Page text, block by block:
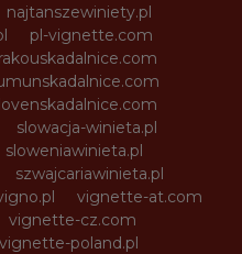
najtanszewiniety.pl
pl-vignette.com
rakouskadalnice.com
slowacja-winieta.pl
sloweniawinieta.pl
szwajcariawinieta.pl
vignette-at.com
vignette-cz.com
vignette-poland.pl